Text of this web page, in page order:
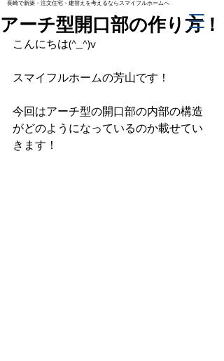
長崎で新築・注文住宅・建替えを考えるならスマイフルホームへ
アーチ型開口部の作り方！
こんにちは(^_^)v
スマイフルホームの芳山です！
今回はアーチ型の開口部の内部の構造
がどのようになっているのか載せてい
きます！